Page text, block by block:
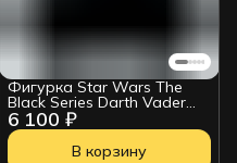
6 100 ₽
Фигурка Star Wars The
Black Series Darth Vader
G03645L0
В корзину